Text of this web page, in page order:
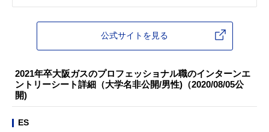
公式サイトを見る
2021年卒大阪ガスのプロフェッショナル職のインターンエ
ントリーシート詳細（大学名非公開/男性)（2020/08/05公
開)
ES